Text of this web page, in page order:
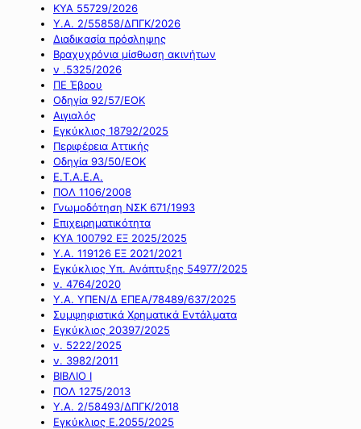
ΚΥΑ 55729/2026
Υ.Α. 2/55858/ΔΠΓΚ/2026
Διαδικασία πρόσληψης
Βραχυχρόνια μίσθωση ακινήτων
ν .5325/2026
ΠΕ Έβρου
Οδηγία 92/57/ΕΟΚ
Αιγιαλός
Εγκύκλιος 18792/2025
Περιφέρεια Αττικής
Οδηγία 93/50/ΕΟΚ
Ε.Τ.Α.Ε.Α.
ΠΟΛ 1106/2008
Γνωμοδότηση ΝΣΚ 671/1993
Επιχειρηματικότητα
ΚΥΑ 100792 ΕΞ 2025/2025
Υ.Α. 119126 ΕΞ 2021/2021
Εγκύκλιος Υπ. Ανάπτυξης 54977/2025
ν. 4764/2020
Υ.Α. ΥΠΕΝ/Δ ΕΠΕΑ/78489/637/2025
Συμψηφιστικά Χρηματικά Εντάλματα
Εγκύκλιος 20397/2025
ν. 5222/2025
ν. 3982/2011
ΒΙΒΛΙΟ Ι
ΠΟΛ 1275/2013
Υ.Α. 2/58493/ΔΠΓΚ/2018
Εγκύκλιος Ε.2055/2025